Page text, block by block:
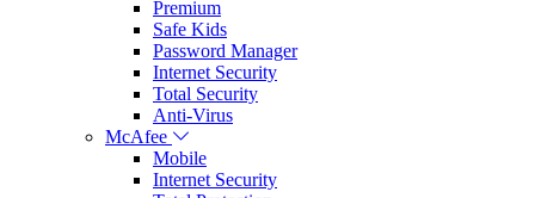
Premium
Safe Kids
Password Manager
Internet Security
Total Security
Anti-Virus
McAfee
Mobile
Internet Security